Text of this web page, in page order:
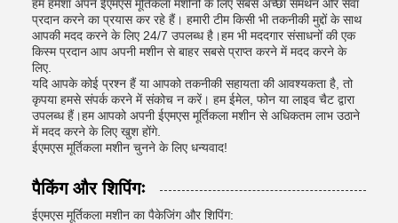
हम हमेशा अपने ईएमएस मूर्तिकला मशीनों के लिए सबसे अच्छा समर्थन और सेवा
प्रदान करने का प्रयास कर रहे हैं। हमारी टीम किसी भी तकनीकी मुद्दों के साथ
आपकी मदद करने के लिए 24/7 उपलब्ध है।हम भी मददगार संसाधनों की एक
किस्म प्रदान आप अपनी मशीन से बाहर सबसे प्राप्त करने में मदद करने के
लिए.
यदि आपके कोई प्रश्न हैं या आपको तकनीकी सहायता की आवश्यकता है, तो
कृपया हमसे संपर्क करने में संकोच न करें। हम ईमेल, फोन या लाइव चैट द्वारा
उपलब्ध हैं।हम आपको अपनी ईएमएस मूर्तिकला मशीन से अधिकतम लाभ उठाने
में मदद करने के लिए खुश होंगे.
ईएमएस मूर्तिकला मशीन चुनने के लिए धन्यवाद!
पैकिंग और शिपिंगः
ईएमएस मूर्तिकला मशीन का पैकेजिंग और शिपिंग: